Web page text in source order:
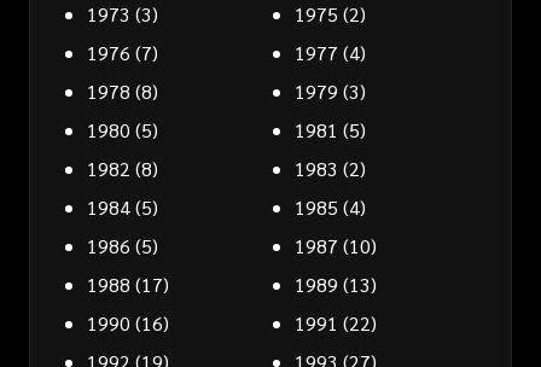
1973 (3) 1975 (2)
1976 (7) 1977 (4)
1978 (8) 1979 (3)
1980 (5) 1981 (5)
1982 (8) 1983 (2)
1984(5) 1985 (4)
1986 (5) 1987 (10)
1988 (17) 1989 (13)
1990 (16) 1991 (22)